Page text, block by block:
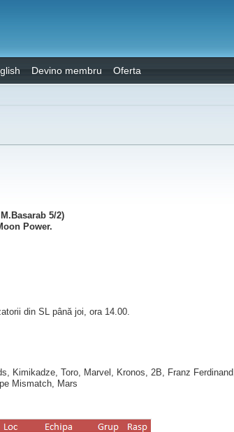
Devino membru Oferta
5/2)
Power.
din SL până joi, ora 14.00.
Kimikadze, Toro, Marvel, Kronos, 2B, Franz Ferdinand,
Mismatch, Mars